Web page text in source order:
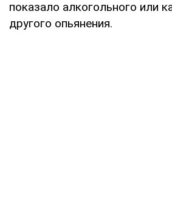
показало алкогольного или
другого опьянения.